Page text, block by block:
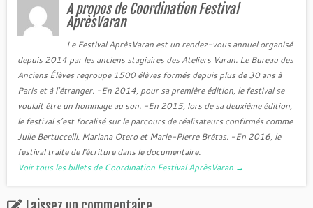
A propos de Coordination Festival
AprèsVaran
Le Festival AprèsVaran est un rendez-vous annuel organisé
depuis 2014 par les anciens stagiaires des Ateliers Varan. Le Bureau des
Anciens Élèves regroupe 1500 élèves formés depuis plus de 30 ans à
Paris et à l’étranger. -En 2014, pour sa première édition, le festival se
voulait être un hommage au son. -En 2015, lors de sa deuxième édition,
le festival s’est focalisé sur le parcours de réalisateurs confirmés comme
Julie Bertuccelli, Mariana Otero et Marie-Pierre Brêtas. -En 2016, le
festival traite de l'écriture dans le documentaire.
Voir tous les billets de Coordination Festival AprèsVaran →